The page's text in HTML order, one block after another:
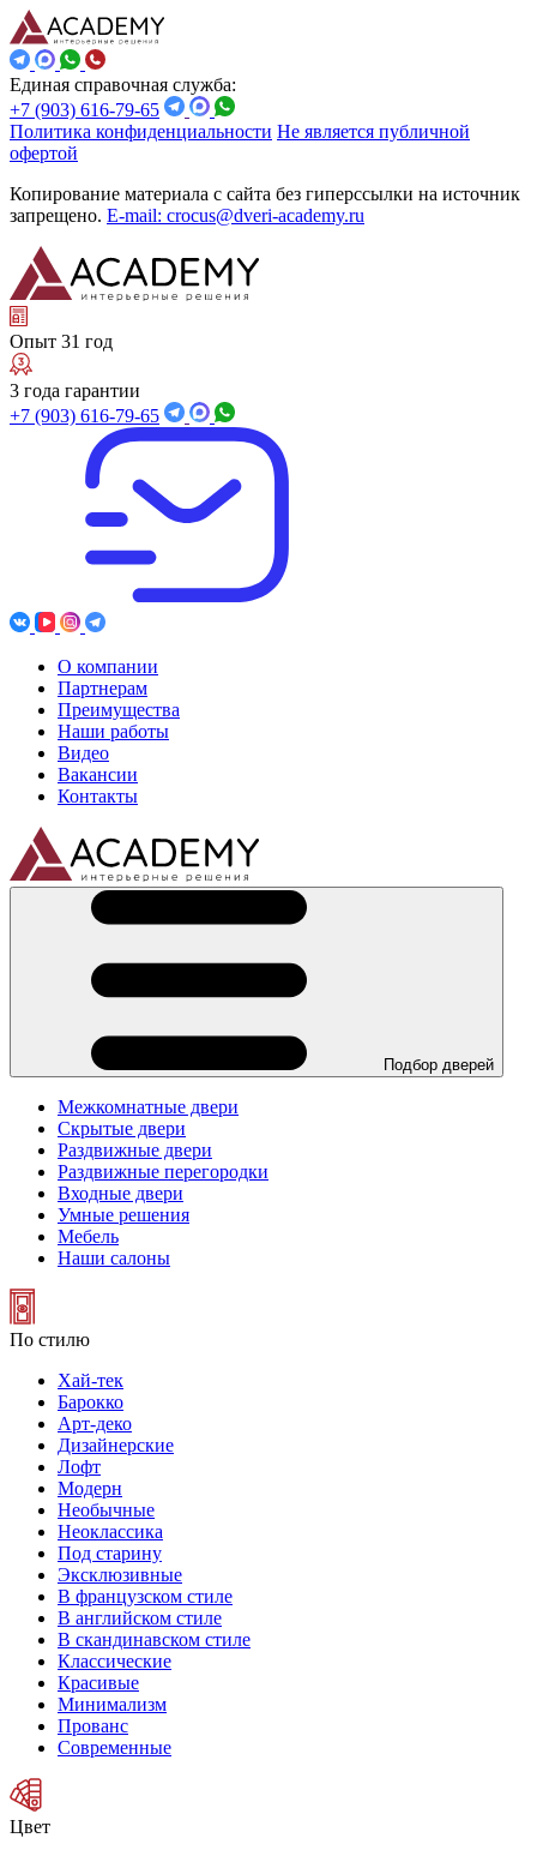
Единая справочная служба:
+7 (903) 616-79-65
Политика конфиденциальности Не является публичной
офертой
Копирование материала с сайта без гиперссылки на источник
запрещено. E-mail: crocus@dveri-academy.ru
Опыт 31 год
3 года гарантии
+7 (903) 616-79-65
О компании
Партнерам
Преимущества
Наши работы
Видео
Вакансии
Контакты
Подбор дверей
Межкомнатные двери
Скрытые двери
Раздвижные двери
Раздвижные перегородки
Входные двери
Умные решения
Мебель
Наши салоны
По стилю
Хай-тек
Барокко
Арт-деко
Дизайнерские
Лофт
Модерн
Необычные
Неоклассика
Под старину
Эксклюзивные
В французском стиле
В английском стиле
В скандинавском стиле
Классические
Красивые
Минимализм
Прованс
Современные
Цвет